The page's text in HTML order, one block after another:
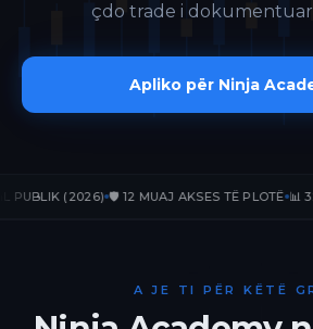
çdo trade i
Apliko për Ninja
(2026) 🛡️ 12 MUAJ AKSES TË PLOTË 📊 32
A JE TI PËR KËTË